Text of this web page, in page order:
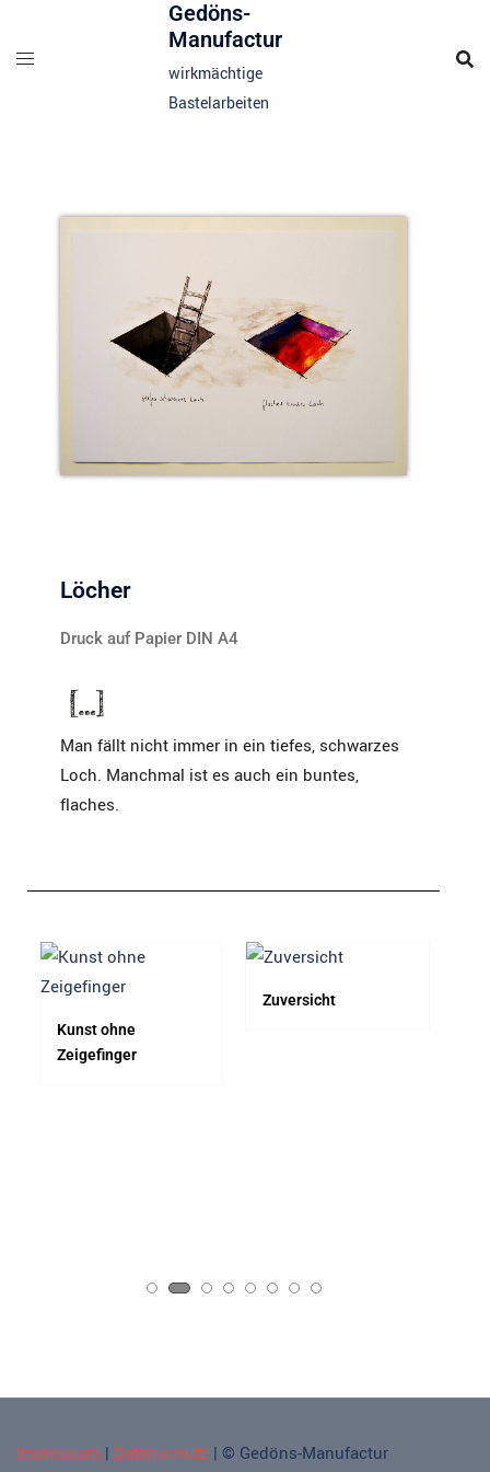
Gedöns-
Manufactur
wirkmächtige
Bastelarbeiten
Löcher
Druck auf Papier DIN A4
Man fällt nicht immer in ein tiefes, schwarzes
Loch. Manchmal ist es auch ein buntes,
flaches.
Kunst ohne
Zeigefinger​
Zuversicht
Impressum | Datenschutz | © Gedöns-Manufactur